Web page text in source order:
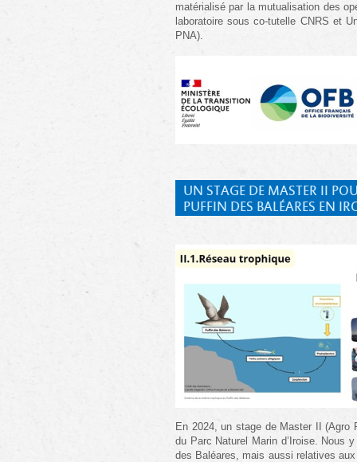
matérialisé par la mutualisation des
laboratoire sous co-tutelle CNRS et
PNA).
UN STAGE DE MASTER II
PUFFIN DES BALÉARES EN
En 2024, un stage de Master II (Agro
du Parc Naturel Marin d’Iroise. Nous
des Baléares, mais aussi relatives